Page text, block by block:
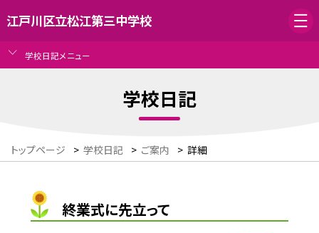
江戸川区立松江第三中学校
学校日記メニュー
学校日記
トップページ > 学校日記 > ご案内 > 詳細
終業式に先立って